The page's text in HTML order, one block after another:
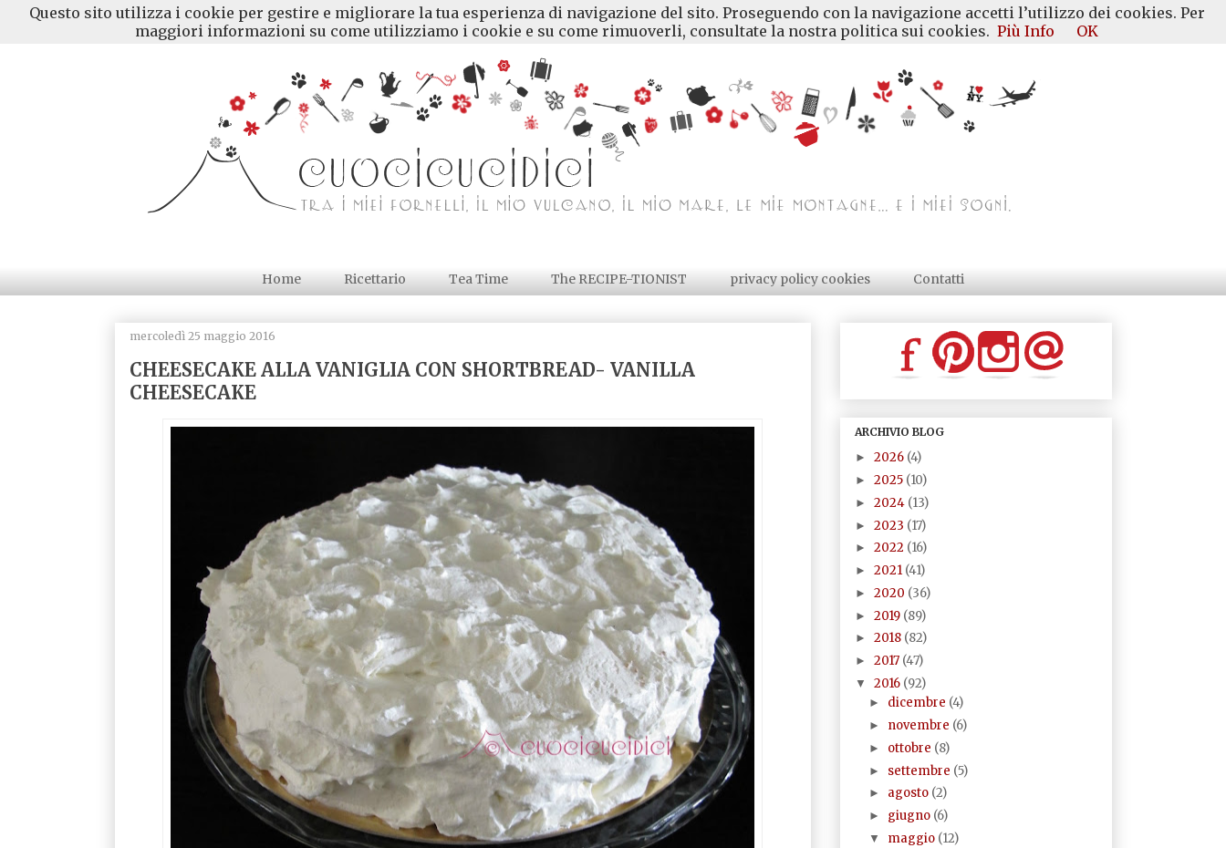
Home Ricettario Tea Time The RECIPE-TIONIST privacy policy cookies Contatti
mercoledì 25 maggio 2016
CHEESECAKE ALLA VANIGLIA CON SHORTBREAD- VANILLA
CHEESECAKE
ARCHIVIO BLOG
► 2026 (4)
► 2025 (10)
► 2024 (13)
► 2023 (17)
► 2022 (16)
► 2021 (41)
► 2020 (36)
► 2019 (89)
► 2018 (82)
► 2017 (47)
▼ 2016 (92)
► dicembre (4)
► novembre (6)
► ottobre (8)
► settembre (5)
► agosto (2)
► giugno (6)
▼ maggio (12)
Questo sito utilizza i cookie per gestire e migliorare la tua esperienza di navigazione del sito. Proseguendo con la navigazione accetti l’utilizzo dei cookies. Per
maggiori informazioni su come utilizziamo i cookie e su come rimuoverli, consultate la nostra politica sui cookies. Più Info OK